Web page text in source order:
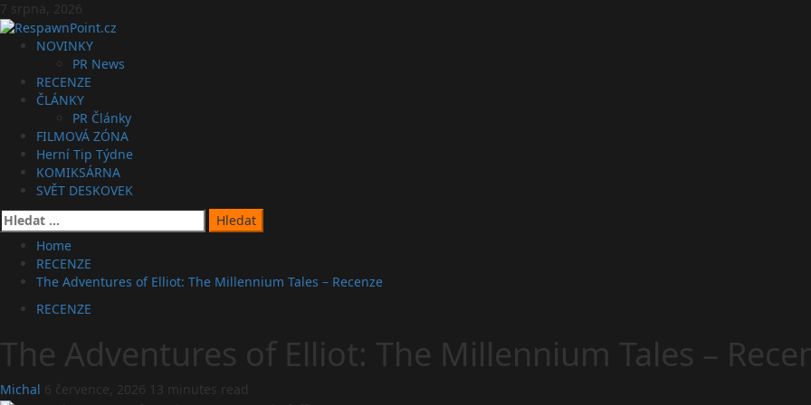
Skip
to
content
7 srpna, 2026
PrimaryNOVINKY
PR News
RECENZE
ČLÁNKY
PR Články
FILMOVÁ ZÓNA
Herní Tip Týdne
KOMIKSÁRNA
SVĚT DESKOVEK
Vyhledávání
Home
RECENZE
The Adventures of Elliot: The Millennium Tales – Recenze
RECENZE
The Adventures of Elliot: The Millennium Tales –
Michal 6 července, 2026 13 minutes read